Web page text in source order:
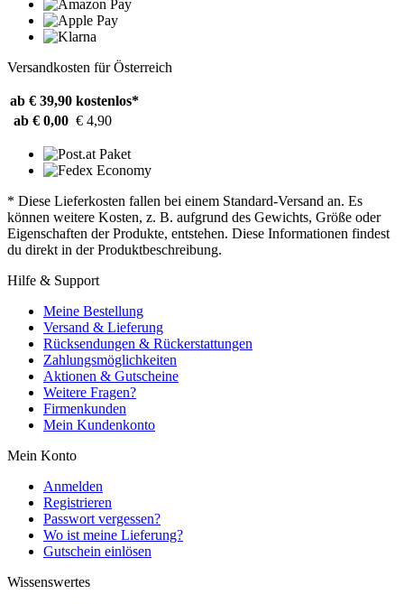
Versandkosten für Österreich
ab € 39,90 kostenlos*
ab € 0,00 € 4,90
* Diese Lieferkosten fallen bei einem Standard-Versand an. Es
können weitere Kosten, z. B. aufgrund des Gewichts, Größe oder
Eigenschaften der Produkte, entstehen. Diese Informationen findest
du direkt in der Produktbeschreibung.
Hilfe & Support
Meine Bestellung
Versand & Lieferung
Rücksendungen & Rückerstattungen
Zahlungsmöglichkeiten
Aktionen & Gutscheine
Weitere Fragen?
Firmenkunden
Mein Kundenkonto
Mein Konto
Anmelden
Registrieren
Passwort vergessen?
Wo ist meine Lieferung?
Gutschein einlösen
Wissenswertes